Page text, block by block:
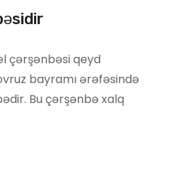
çərşənbəsi qeyd
bayramı ərəfəsində
Bu çərşənbə xalq